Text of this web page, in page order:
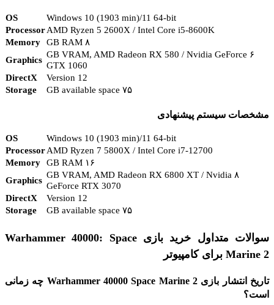
Windows 10 (1903 min)/11 64-bit
OS
AMD Ryzen 5 2600X / Intel Core i5-8600K
Processor
۸ GB RAM
Memory
۶ GB VRAM, AMD Radeon RX 580 / Nvidia GeForce
GTX 1060
Graphics
Version 12
DirectX
۷۵ GB available space
Storage
مشخصات سیستم پیشنهادی
Windows 10 (1903 min)/11 64-bit
OS
AMD Ryzen 7 5800X / Intel Core i7-12700
Processor
۱۶ GB RAM
Memory
۸ GB VRAM, AMD Radeon RX 6800 XT / Nvidia
GeForce RTX 3070
Graphics
Version 12
DirectX
۷۵ GB available space
Storage
سوالات متداول خرید بازی Warhammer 40000: Space
Marine 2 برای کامپیوتر
تاریخ انتشار بازی Warhammer 40000 Space Marine 2 چه زمانی
است؟